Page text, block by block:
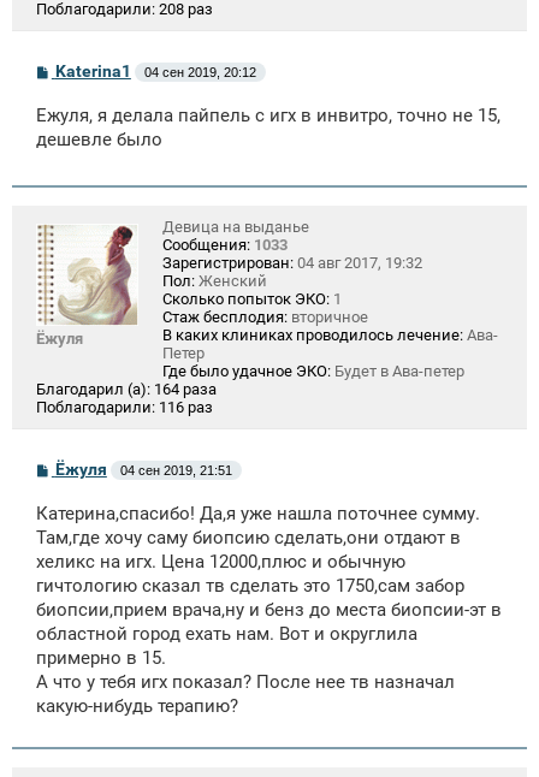
Поблагодарили: 208 раз
С
б
щ
и
Katerina1 04 сен 2019, 20:12
Ежуля, я делала пайпель с игх в инвитро, точно не 15,
дешевле было
Ёжуля
Девица на выданье
Сообщения: 1033
Зарегистрирован: 04 авг 2017, 19:32
Пол: Женский
Сколько попыток ЭКО: 1
Стаж бесплодия: вторичное
В каких клиниках проводилось лечение: Ава-
Петер
Где было удачное ЭКО: Будет в Ава-петер
Благодарил (а): 164 раза
Поблагодарили: 116 раз
С
б
щ
н
и
Ёжуля 04 сен 2019, 21:51
Катерина,спасибо! Да,я уже нашла поточнее сумму.
Там,где хочу саму биопсию сделать,они отдают в
хеликс на игх. Цена 12000,плюс и обычную
гичтологию сказал тв сделать это 1750,сам забор
биопсии,прием врача,ну и бенз до места биопсии-эт в
областной город ехать нам. Вот и округлила
примерно в 15.
А что у тебя игх показал? После нее тв назначал
какую-нибудь терапию?